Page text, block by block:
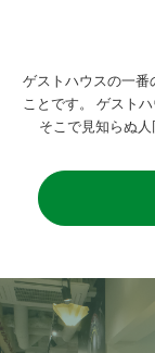
ゲストハウスの一番
ことです。
ゲストハ
そこで見知らぬ人